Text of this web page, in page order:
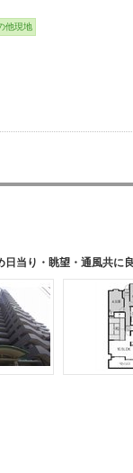
他現地
日当り・眺望・通風共に